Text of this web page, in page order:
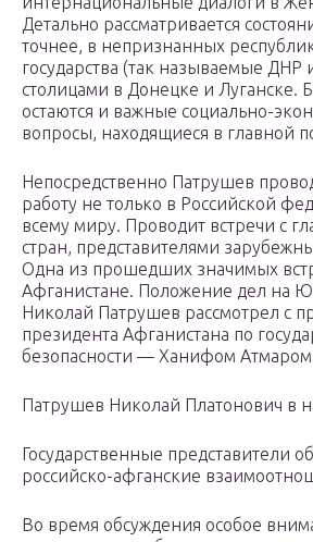
Детально рассматривается
точнее, в непризнанных
государства (так называемые ДНР
столицами в Донецке и Луганске.
остаются и важные социально-
вопросы, находящиеся в главной
Непосредственно Патрушев
работу не только в Российской
всему миру. Проводит встречи с
стран, представителями
Одна из прошедших значимых
Афганистане. Положение дел на
Николай Патрушев рассмотрел с
президента Афганистана по
безопасности — Ханифом
Патрушев Николай Платонович в
Государственные представители
российско-афганские
Во время обсуждения особое